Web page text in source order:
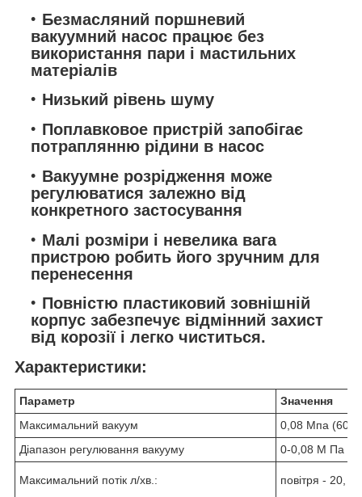
Безмасляний поршневий
вакуумний насос працює без
використання пари і мастильних
матеріалів
Низький рівень шуму
Поплавковое пристрій запобігає
потраплянню рідини в насос
Вакуумне розрідження може
регулюватися залежно від
конкретного застосування
Малі розміри і невелика вага
пристрою робить його зручним для
перенесення
Повністю пластиковий зовнішній
корпус забезпечує відмінний захист
від корозії і легко чиститься.
Характеристики:
Параметр
Значення
Максимальний вакуум
0,08 Мпа
Діапазон регулювання вакууму
0-0,08 М Па (0-
Максимальний потік л/хв.: повітря - 20,